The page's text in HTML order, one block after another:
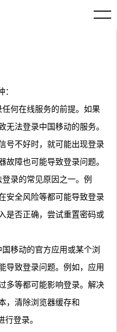
：
何在线服务的前提。如果
无法登录中国移动的服务。
号不好时，就可能出现登录
故障也可能导致登录问题。
录的常见原因之一。例
安全风险等都可能导致登录
是否正确，尝试重置密码或
移动的官方应用或某个浏
导致登录问题。例如，应用
多等都可能影响登录。解决
，清除浏览器缓存和
行登录。